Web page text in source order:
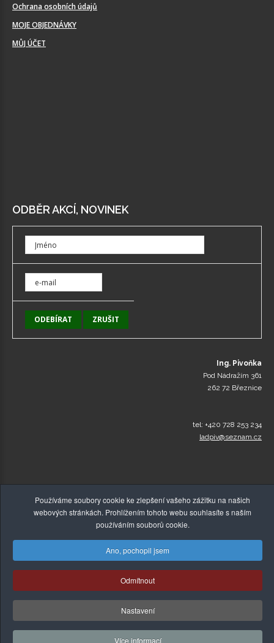
Ochrana osobních údajů
MOJE OBJEDNÁVKY
MŮJ ÚČET
ODBĚR AKCÍ, NOVINEK
Ing. Pivoňka
Pod Nádražím 361
262 72 Březnice
tel: +420 728 253 234
ladpiv@seznam.cz
Zelenakava-Detox.cz
práva vyhrazena! |
Tvorba webových stránek,
Absolutus.cz
Používáme soubory cookie ke zlepšení vašeho zážitku na našich
webových stránkách. Prohlížením tohoto webu souhlasíte s naším
používáním souborů cookie.
Ano, pochopil jsem
Odmítnout
Nastavení
Více informací